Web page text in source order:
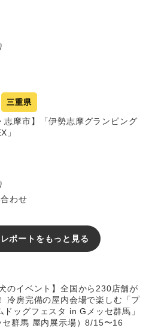
三重県
志摩市】「伊勢志摩グランピング
」
わせ
ポートをもっと見る
犬のイベント】全国から230店舗が
冷房完備の屋内会場で楽しむ「プ
ドッグフェスタ in Gメッセ群馬」
セ群馬 屋内展示場）8/15〜16